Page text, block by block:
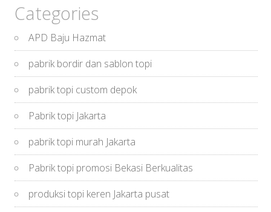
Categories
APD Baju Hazmat
pabrik bordir dan sablon topi
pabrik topi custom depok
Pabrik topi Jakarta
pabrik topi murah Jakarta
Pabrik topi promosi Bekasi Berkualitas
produksi topi keren Jakarta pusat